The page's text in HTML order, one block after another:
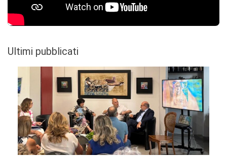
Ultimi pubblicati